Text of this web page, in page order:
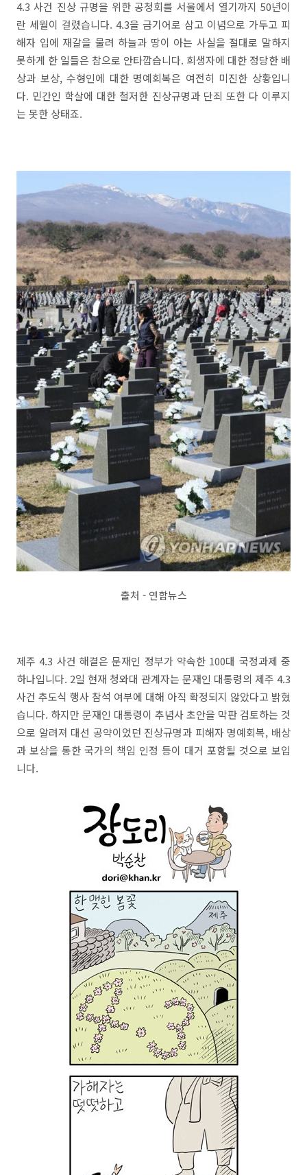
4.3 사건 진상 규명을 위한 공청회를 서울에서 열기까지 50년이
란 세월이 걸렸습니다. 4.3을 금기어로 삼고 이념으로 가두고 피
해자 입에 재갈을 물려 하늘과 땅이 아는 사실을 절대로 말하지
못하게 한 일들은 참으로 안타깝습니다. 희생자에 대한 정당한 배
상과 보상, 수형인에 대한 명예회복은 여전히 미진한 상황입니
다. 민간인 학살에 대한 철저한 진상규명과 단죄 또한 다 이루지
는 못한 상태죠.
출처 - 연합뉴스
제주 4.3 사건 해결은 문재인 정부가 약속한 100대 국정과제 중
하나입니다. 2일 현재 청와대 관계자는 문재인 대통령의 제주 4.3
사건 추도식 행사 참석 여부에 대해 아직 확정되지 않았다고 밝혔
습니다. 하지만 문재인 대통령이 추념사 초안을 막판 검토하는 것
으로 알려져 대선 공약이었던 진상규명과 피해자 명예회복, 배상
과 보상을 통한 국가의 책임 인정 등이 대거 포함될 것으로 보입
니다.